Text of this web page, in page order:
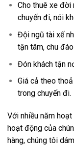
Cho thuê xe
chuyến đi, nói
Đội ngũ tài xế
tận tâm, chu
Đón khách tận
Giá cả theo
trong chuyến đi.
Với nhiều năm
hoạt động của
hàng, chúng tôi